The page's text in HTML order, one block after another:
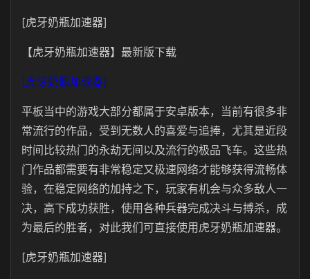
[虎牙奶瓶加速器]
【虎牙奶瓶加速器】最新版下载
[虎牙奶瓶加速器]
平板当中的游戏大部分都属于安卓版本，当前有很多非
常流行的作品，受到无数人的喜爱与追捧，尤其是近段
时间比较热门的永劫无间以及流行的极品飞车。这些热
门作品都需要有非常稳定又极速网络才能够获得流畅体
验，在稳定网络的加持之下，玩家有机会与众多敌人一
决，高下成功获胜，使用各种兵器完成决斗与搏杀，成
为最后的胜者，对此我们可直接使用虎牙奶瓶加速器。
[虎牙奶瓶加速器]